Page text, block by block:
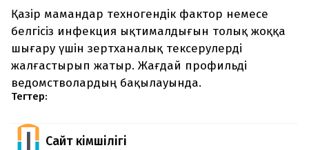
Қазір мамандар техногендік фактор немесе
белгісіз инфекция ықтималдығын толық жоққа
шығару үшін зертханалық тексерулерді
жалғастырып жатыр. Жағдай профильді
ведомстволардың бақылауында.
Тегтер:
Сайт Әкімшілігі